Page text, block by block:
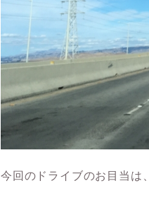
今回のドライブのお目当は、